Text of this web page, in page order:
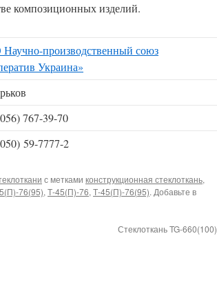
композиционных изделий.
производственный союз
Украина»
767-39-70
59-7777-2
с метками конструкционная стеклоткань,
76(95), Т-45(П)-76, Т-45(П)-76(95). Добавьте в
Стеклоткань TG-660(100)